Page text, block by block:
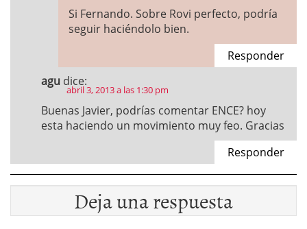
Si Fernando. Sobre Rovi perfecto, podría
seguir haciéndolo bien.
Responder
agu dice:
abril 3, 2013 a las 1:30 pm
Buenas Javier, podrías comentar ENCE? hoy
esta haciendo un movimiento muy feo. Gracias
Responder
Deja una respuesta